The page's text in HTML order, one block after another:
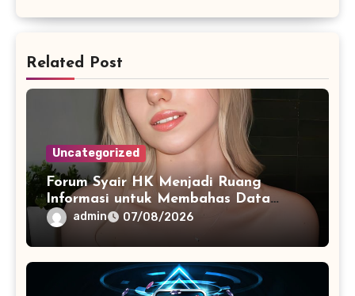
Related Post
Uncategorized
Forum Syair HK Menjadi Ruang
Informasi untuk Membahas Data
Secara Terarah
admin 07/08/2026